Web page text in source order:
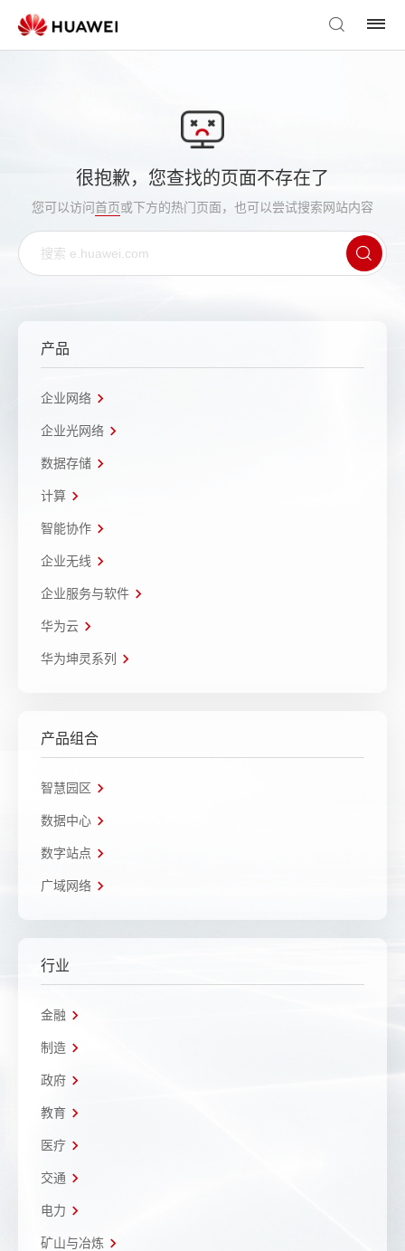
很抱歉，您查找的页面不存在了
您可以访问首页或下方的热门页面，也可以尝试搜索网站内容
产品
企业网络
企业光网络
数据存储
计算
智能协作
企业无线
企业服务与软件
华为云
华为坤灵系列
产品组合
智慧园区
数据中心
数字站点
广域网络
行业
金融
制造
政府
教育
医疗
交通
电力
矿山与冶炼